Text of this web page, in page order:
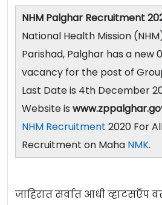
NHM Palghar Recruitment
National Health Mission
Parishad, Palghar has a new
vacancy for the post of
Last Date is 4th December
Website is
NHM Recruitment 2020 For
Recruitment on Maha NMK.
जाहिरात सर्वात आधी व्हाटसऍप